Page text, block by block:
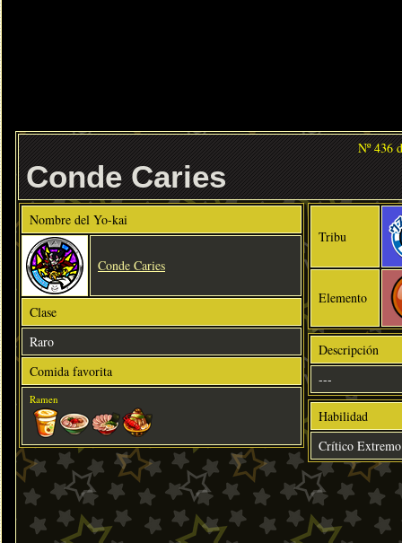
Nº 436
Conde Caries
Nombre del Yo-kai
Conde Caries
Clase
Raro
Comida favorita
Ramen
Tribu
Elemento
Descripción
---
Habilidad
Crítico Extremo